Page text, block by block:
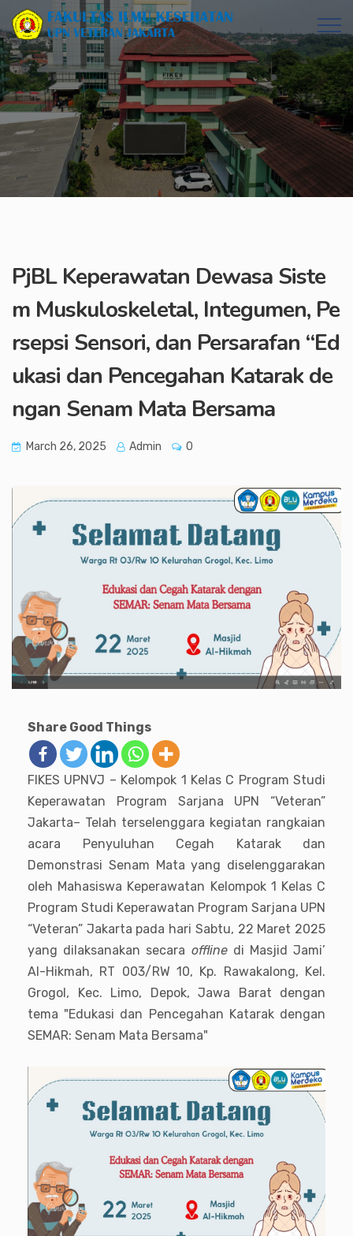
PjBL Keperawatan Dewasa Siste
m Muskuloskeletal, Integumen, Pe
rsepsi Sensori, dan Persarafan “Ed
ukasi dan Pencegahan Katarak de
ngan Senam Mata Bersama
March 26, 2025 Admin 0
Share Good Things
FIKES UPNVJ – Kelompok 1 Kelas C Program Studi
Keperawatan Program Sarjana UPN “Veteran”
Jakarta– Telah terselenggara kegiatan rangkaian
acara Penyuluhan Cegah Katarak dan
Demonstrasi Senam Mata yang diselenggarakan
oleh Mahasiswa Keperawatan Kelompok 1 Kelas C
Program Studi Keperawatan Program Sarjana UPN
“Veteran” Jakarta pada hari Sabtu, 22 Maret 2025
yang dilaksanakan secara offlinedi Masjid Jami’
Al-Hikmah, RT 003/RW 10, Kp. Rawakalong, Kel.
Grogol, Kec. Limo, Depok, Jawa Barat dengan
tema "Edukasi dan Pencegahan Katarak dengan
SEMAR: Senam Mata Bersama"